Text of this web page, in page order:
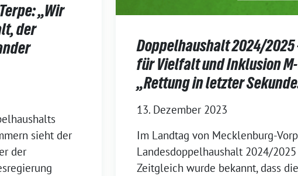
„Wir
der
sieht der
der
Doppelhaushalt 2024/2025
für Vielfalt und Inklusion
„Rettung in letzter
13. Dezember 2023
Im Landtag von Mecklenburg-
Landesdoppelhaushalt 2024/
Zeitgleich wurde bekannt, dass